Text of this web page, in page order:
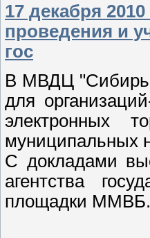
17 декабря
проведения и
гос
В МВДЦ "Сибирь"
для
электронных
муниципальных
С докладами
агентства
площадки ММВБ.